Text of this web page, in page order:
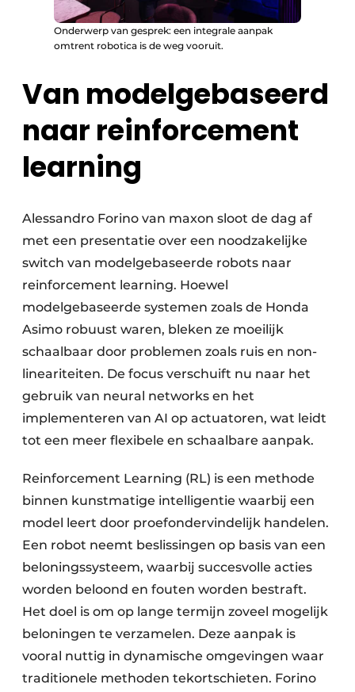
Onderwerp van gesprek: een integrale aanpak
omtrent robotica is de weg vooruit.
Van modelgebaseerd
naar reinforcement
learning
Alessandro Forino van maxon sloot de dag af
met een presentatie over een noodzakelijke
switch van modelgebaseerde robots naar
reinforcement learning. Hoewel
modelgebaseerde systemen zoals de Honda
Asimo robuust waren, bleken ze moeilijk
schaalbaar door problemen zoals ruis en non-
lineariteiten. De focus verschuift nu naar het
gebruik van neural networks en het
implementeren van AI op actuatoren, wat leidt
tot een meer flexibele en schaalbare aanpak.
Reinforcement Learning (RL) is een methode
binnen kunstmatige intelligentie waarbij een
model leert door proefondervindelijk handelen.
Een robot neemt beslissingen op basis van een
beloningssysteem, waarbij succesvolle acties
worden beloond en fouten worden bestraft.
Het doel is om op lange termijn zoveel mogelijk
beloningen te verzamelen. Deze aanpak is
vooral nuttig in dynamische omgevingen waar
traditionele methoden tekortschieten. Forino